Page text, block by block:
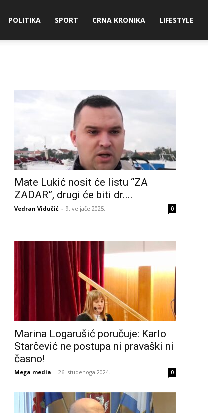
POLITIKA SPORT CRNA KRONIKA LIFESTYLE
Mate Lukić nosit će listu “ZA
ZADAR”, drugi će biti dr....
Vedran Vidučić - 9. veljače 2025. 0
Marina Logarušić poručuje: Karlo
Starčević ne postupa ni pravaški ni
časno!
Mega media - 26. studenoga 2024. 0